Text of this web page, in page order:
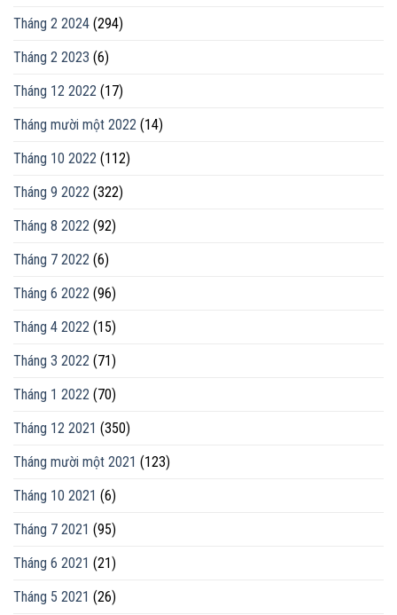
Tháng 2 2024 (294)
Tháng 2 2023 (6)
Tháng 12 2022 (17)
Tháng mười một 2022 (14)
Tháng 10 2022 (112)
Tháng 9 2022 (322)
Tháng 8 2022 (92)
Tháng 7 2022 (6)
Tháng 6 2022 (96)
Tháng 4 2022 (15)
Tháng 3 2022 (71)
Tháng 1 2022 (70)
Tháng 12 2021 (350)
Tháng mười một 2021 (123)
Tháng 10 2021 (6)
Tháng 7 2021 (95)
Tháng 6 2021 (21)
Tháng 5 2021 (26)